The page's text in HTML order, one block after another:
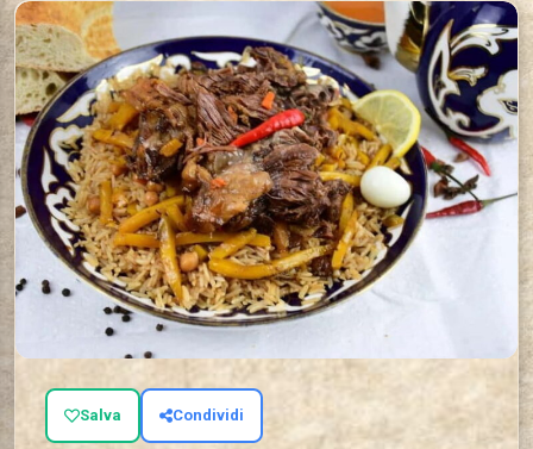
Salva Condividi